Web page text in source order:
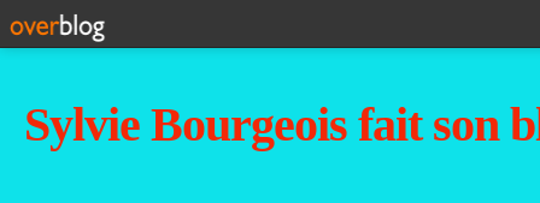
Sylvie Bourgeois fait son